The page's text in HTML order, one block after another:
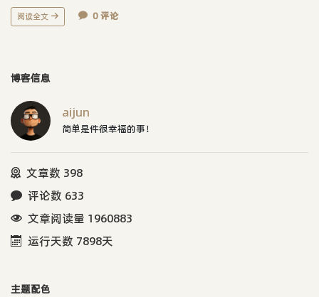
阅读全文 0 评论
博客信息
aijun
简单是件很幸福的事！
文章数 398
评论数 633
文章阅读量 1960883
运行天数 7898天
主题配色